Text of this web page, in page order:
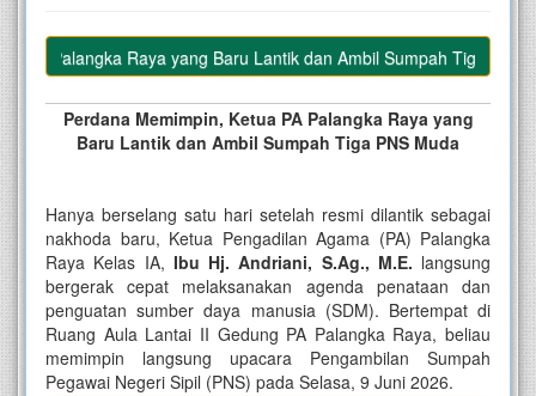
Palangka Raya yang Baru Lantik dan Ambil Sumpah Tiga PNS Muda
Perdana Memimpin, Ketua PA Palangka Raya yang
Baru Lantik dan Ambil Sumpah Tiga PNS Muda
Hanya berselang satu hari setelah resmi dilantik sebagai
nakhoda baru, Ketua Pengadilan Agama (PA) Palangka
Raya Kelas IA, Ibu Hj. Andriani, S.Ag., M.E. langsung
bergerak cepat melaksanakan agenda penataan dan
penguatan sumber daya manusia (SDM). Bertempat di
Ruang Aula Lantai II Gedung PA Palangka Raya, beliau
memimpin langsung upacara Pengambilan Sumpah
Pegawai Negeri Sipil (PNS) pada Selasa, 9 Juni 2026.